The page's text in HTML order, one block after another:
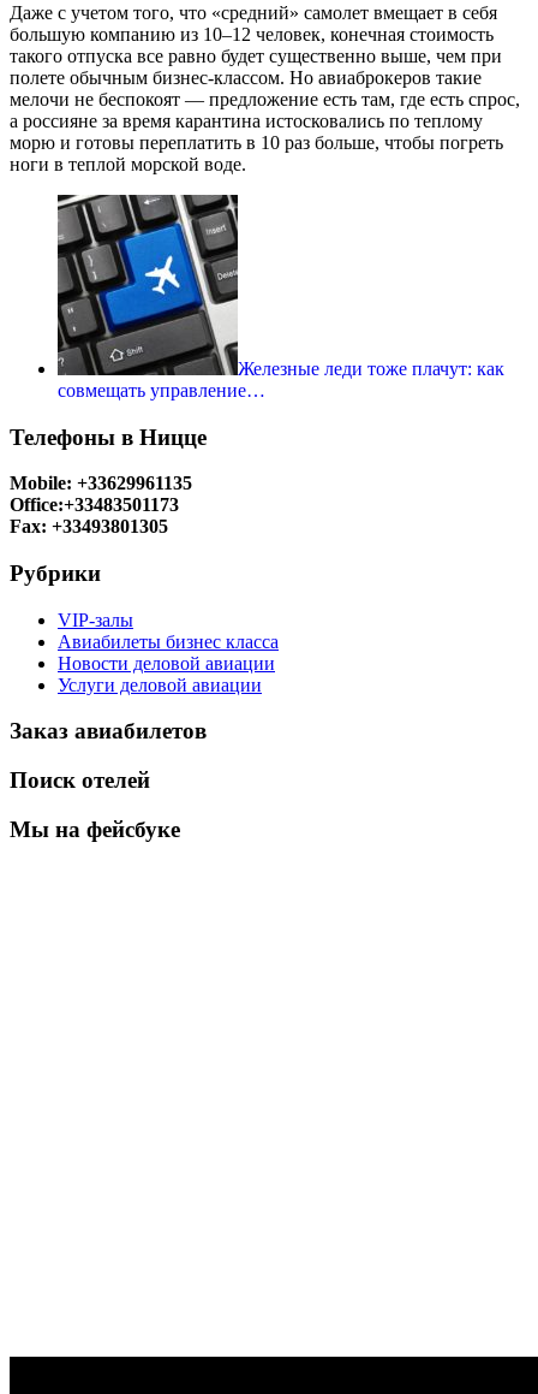
Даже с учетом того, что «средний» самолет вмещает в себя
большую компанию из 10–12 человек, конечная стоимость
такого отпуска все равно будет существенно выше, чем при
полете обычным бизнес-классом. Но авиаброкеров такие
мелочи не беспокоят — предложение есть там, где есть спрос,
а россияне за время карантина истосковались по теплому
морю и готовы переплатить в 10 раз больше, чтобы погреть
ноги в теплой морской воде.
Железные леди тоже плачут: как
совмещать управление…
Телефоны в Ницце
Mobile: +33629961135
Office:+33483501173
Fax: +33493801305
Рубрики
VIP-залы
Авиабилеты бизнес класса
Новости деловой авиации
Услуги деловой авиации
Заказ авиабилетов
Поиск отелей
Мы на фейсбуке